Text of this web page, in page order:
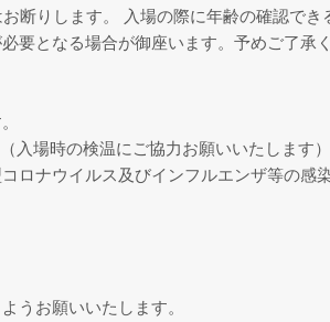
断りします。 入場の際に年齢の確認で
要となる場合が御座います。予めご了承く
入場時の検温にご協力お願いいたします）
ロナウイルス及びインフルエンザ等の感
うお願いいたします。